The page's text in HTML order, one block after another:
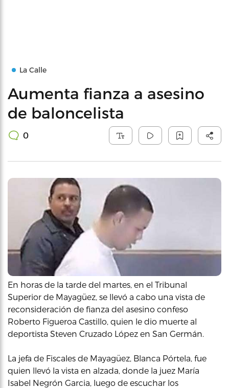
La Calle
Aumenta fianza a asesino
de baloncelista
0
En horas de la tarde del martes, en el Tribunal
Superior de Mayagüez, se llevó a cabo una vista de
reconsideración de fianza del asesino confeso
Roberto Figueroa Castillo, quien le dio muerte al
deportista Steven Cruzado López en San Germán.
La jefa de Fiscales de Mayagüez, Blanca Pórtela, fue
quien llevó la vista en alzada, donde la juez María
Isabel Negrón Garcia, luego de escuchar los